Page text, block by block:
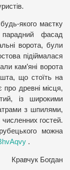
якого маєтку
фасад
ворота, були
підіймалася
кам’яні ворота
що стоїть на
про древні місця,
із широкими
з шпилями,
гостей.
можна
.
Кравчук Богдан